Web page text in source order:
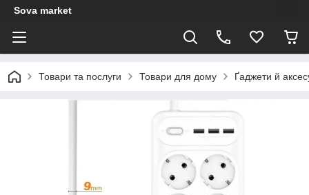
Sova market
Товари та послуги Товари для дому Ґаджети й